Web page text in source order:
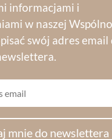
informacjami i
w naszej
swój adres email
mnie do newslettera